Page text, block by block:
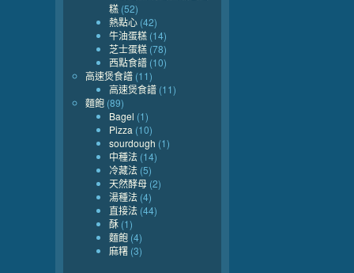
糕 (52)
熱點心 (42)
牛油蛋糕 (14)
芝士蛋糕 (78)
西點食譜 (10)
高速煲食譜 (11)
高速煲食譜 (11)
麵飽 (89)
Bagel (1)
Pizza (10)
sourdough (1)
中種法 (14)
冷藏法 (5)
天然酵母 (2)
湯種法 (4)
直接法 (44)
酥 (1)
麵飽 (4)
麻糬 (3)